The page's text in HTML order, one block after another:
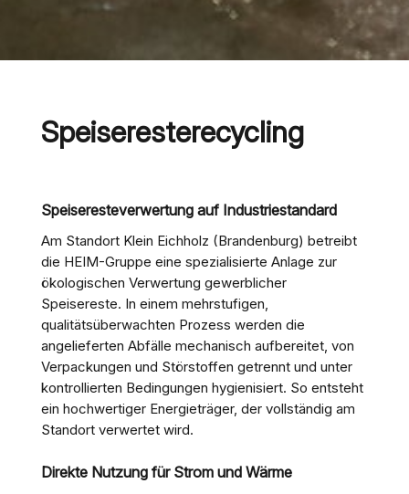
Speisereste­recycling
Speiseresteverwertung auf Industriestandard
Am Standort Klein Eichholz (Brandenburg) betreibt
die HEIM-Gruppe eine spezialisierte Anlage zur
ökologischen Verwertung gewerblicher
Speisereste. In einem mehrstufigen,
qualitätsüberwachten Prozess werden die
angelieferten Abfälle mechanisch aufbereitet, von
Verpackungen und Störstoffen getrennt und unter
kontrollierten Bedingungen hygienisiert. So entsteht
ein hochwertiger Energieträger, der vollständig am
Standort verwertet wird.
Direkte Nutzung für Strom und Wärme